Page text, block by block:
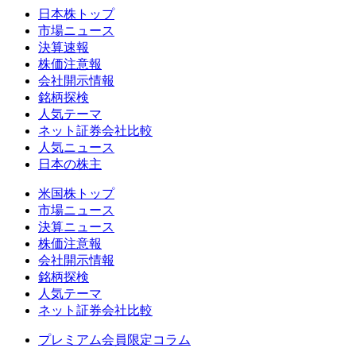
日本株トップ
市場ニュース
決算速報
株価注意報
会社開示情報
銘柄探検
人気テーマ
ネット証券会社比較
人気ニュース
日本の株主
米国株トップ
市場ニュース
決算ニュース
株価注意報
会社開示情報
銘柄探検
人気テーマ
ネット証券会社比較
プレミアム会員限定コラム